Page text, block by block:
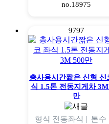
no.18975
9797
총사용시간짧은 신형 신
식 1.5톤 전동지게차
만
형식 전동좌식 | 톤수